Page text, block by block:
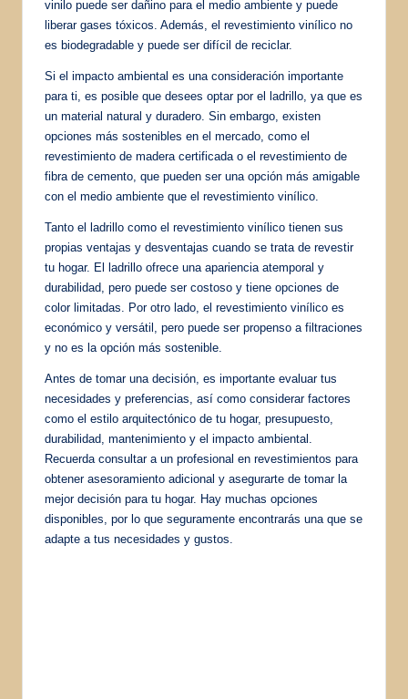
vinilo puede ser dañino para el medio ambiente y puede
liberar gases tóxicos. Además, el revestimiento vinílico no
es biodegradable y puede ser difícil de reciclar.
Si el impacto ambiental es una consideración importante
para ti, es posible que desees optar por el ladrillo, ya que es
un material natural y duradero. Sin embargo, existen
opciones más sostenibles en el mercado, como el
revestimiento de madera certificada o el revestimiento de
fibra de cemento, que pueden ser una opción más amigable
con el medio ambiente que el revestimiento vinílico.
Tanto el ladrillo como el revestimiento vinílico tienen sus
propias ventajas y desventajas cuando se trata de revestir
tu hogar. El ladrillo ofrece una apariencia atemporal y
durabilidad, pero puede ser costoso y tiene opciones de
color limitadas. Por otro lado, el revestimiento vinílico es
económico y versátil, pero puede ser propenso a filtraciones
y no es la opción más sostenible.
Antes de tomar una decisión, es importante evaluar tus
necesidades y preferencias, así como considerar factores
como el estilo arquitectónico de tu hogar, presupuesto,
durabilidad, mantenimiento y el impacto ambiental.
Recuerda consultar a un profesional en revestimientos para
obtener asesoramiento adicional y asegurarte de tomar la
mejor decisión para tu hogar. Hay muchas opciones
disponibles, por lo que seguramente encontrarás una que se
adapte a tus necesidades y gustos.